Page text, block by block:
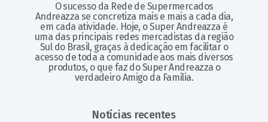
O sucesso da Rede de Supermercados
Andreazza se concretiza mais e mais a cada dia,
em cada atividade. Hoje, o Super Andreazza é
uma das principais redes mercadistas da região
Sul do Brasil, graças à dedicação em facilitar o
acesso de toda a comunidade aos mais diversos
produtos, o que faz do Super Andreazza o
verdadeiro Amigo da Família.
Notícias recentes